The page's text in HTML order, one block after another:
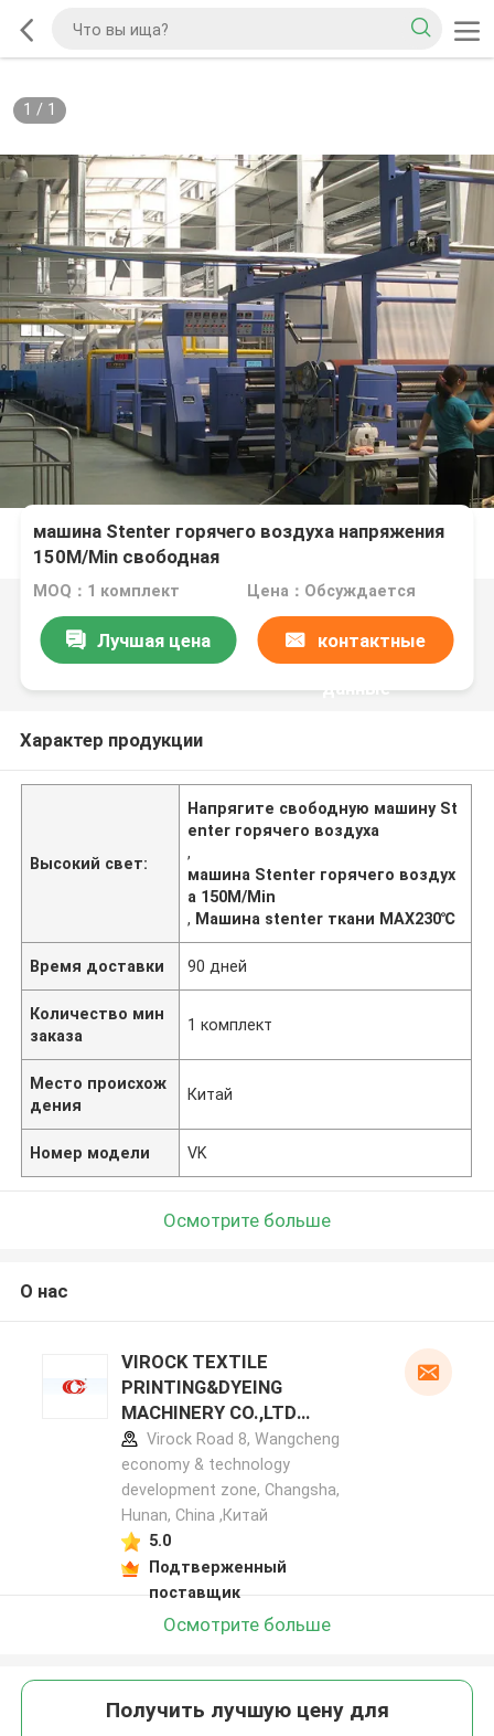
1 / 1
машина Stenter горячего воздуха напряжения
150M/Min свободная
MOQ：1 комплект Цена：Обсуждается
Лучшая цена контактные
данные
Характер продукции
Высокий свет:
Напрягите свободную машину St
enter горячего воздуха
,
машина Stenter горячего воздух
а 150M/Min
, Машина stenter ткани MAX230℃
Время доставки 90 дней
Количество мин
заказа
1 комплект
Место происхож
дения
Китай
Номер модели VK
Осмотрите больше
О нас
VIROCK TEXTILE
PRINTING&DYEING
MACHINERY CO.,LTD
профиль производителя
Virock Road 8, Wangcheng
economy & technology
development zone, Changsha,
Hunan, China ,Китай
5.0
Подтверженный
поставщик
Осмотрите больше
Получить лучшую цену для